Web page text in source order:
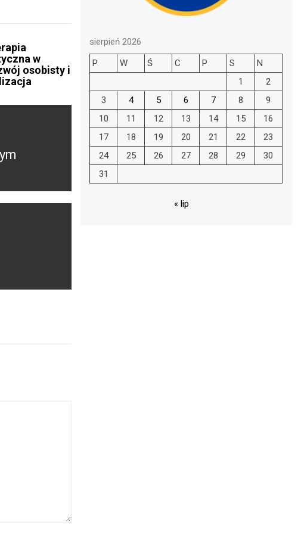
w
osobisty i
sierpień 2026
P
W Ś C P S
N
1
2
3
4 5 6 7 8
9
10
11 12 13 14 15
16
17
18 19 20 21 22
23
24
25 26 27 28 29
30
31
« lip